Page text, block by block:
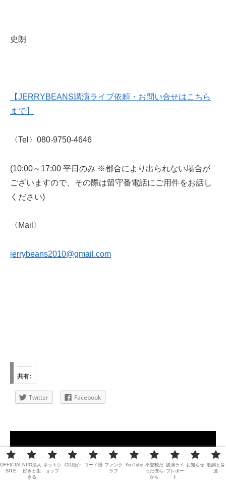
史朗
【JERRYBEANS講演ライブ依頼・お問い合せはこちら
まで】
〈Tel〉080-9750-4646
(10:00～17:00 平日のみ ※都合により出られない場合が
ございますので、その際は留守番電話にご用件をお話し
ください)
〈Mail〉
jerrybeans2010@gmail.com
共有:
Twitter Facebook
画
プ
OFFICIAL
SITE
NPO法人
好きと生
きる
ネットシ
ョップ
CD紹介 コード譜 ファンク
ラブ
YouTube 不登校だ
った僕ら
から
講演ライ
ブレポー
ト
お知らせ 歌詞と音
源